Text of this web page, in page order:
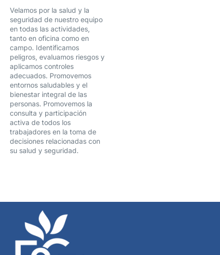
Velamos por la salud y la
seguridad de nuestro equipo
en todas las actividades,
tanto en oficina como en
campo. Identificamos
peligros, evaluamos riesgos y
aplicamos controles
adecuados. Promovemos
entornos saludables y el
bienestar integral de las
personas. Promovemos la
consulta y participación
activa de todos los
trabajadores en la toma de
decisiones relacionadas con
su salud y seguridad.